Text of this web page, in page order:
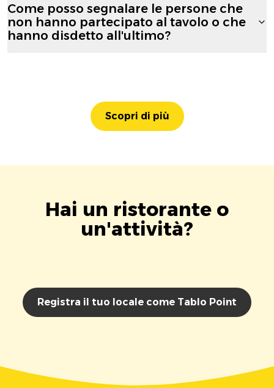
Come posso segnalare le persone che
non hanno partecipato al tavolo o che
hanno disdetto all'ultimo?
Scopri di più
Hai un ristorante o
un'attività?
Registra il tuo locale come Tablo Point